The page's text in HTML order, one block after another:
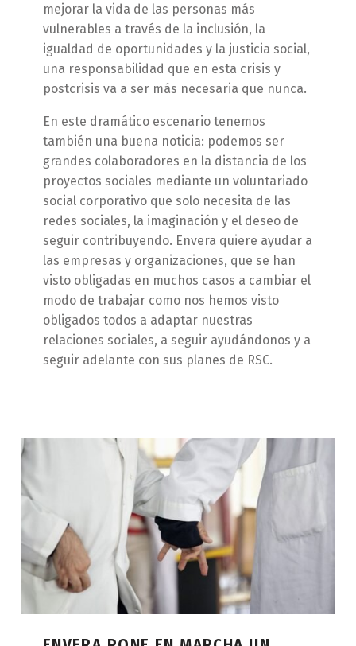
mejorar la vida de las personas más
vulnerables a través de la inclusión, la
igualdad de oportunidades y la justicia social,
una responsabilidad que en esta crisis y
postcrisis va a ser más necesaria que nunca.
En este dramático escenario tenemos
también una buena noticia: podemos ser
grandes colaboradores en la distancia de los
proyectos sociales mediante un voluntariado
social corporativo que solo necesita de las
redes sociales, la imaginación y el deseo de
seguir contribuyendo. Envera quiere ayudar a
las empresas y organizaciones, que se han
visto obligadas en muchos casos a cambiar el
modo de trabajar como nos hemos visto
obligados todos a adaptar nuestras
relaciones sociales, a seguir ayudándonos y a
seguir adelante con sus planes de RSC.